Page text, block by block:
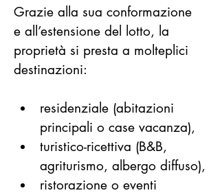
Grazie alla sua conformazione
e all’estensione del lotto, la
proprietà si presta a molteplici
destinazioni:
residenziale (abitazioni
principali o case vacanza),
turistico-ricettiva (B&B,
agriturismo, albergo diffuso),
ristorazione o eventi